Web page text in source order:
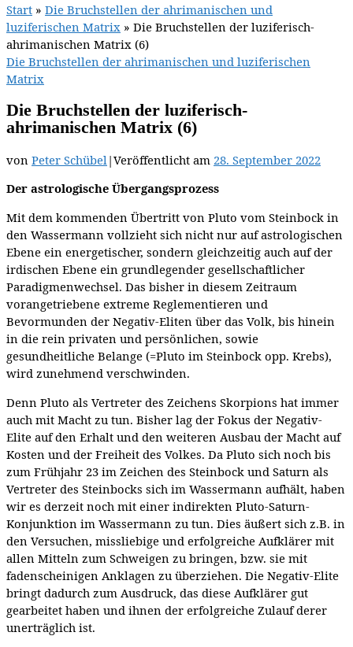
Start » Die Bruchstellen der ahrimanischen und
luziferischen Matrix » Die Bruchstellen der luziferisch-
ahrimanischen Matrix (6)
Die Bruchstellen der ahrimanischen und luziferischen
Matrix
Die Bruchstellen der luziferisch-
ahrimanischen Matrix (6)
von Peter Schübel |Veröffentlicht am 28. September 2022
Der astrologische Übergangsprozess
Mit dem kommenden Übertritt von Pluto vom Steinbock in
den Wassermann vollzieht sich nicht nur auf astrologischen
Ebene ein energetischer, sondern gleichzeitig auch auf der
irdischen Ebene ein grundlegender gesellschaftlicher
Paradigmenwechsel. Das bisher in diesem Zeitraum
vorangetriebene extreme Reglementieren und
Bevormunden der Negativ-Eliten über das Volk, bis hinein
in die rein privaten und persönlichen, sowie
gesundheitliche Belange (=Pluto im Steinbock opp. Krebs),
wird zunehmend verschwinden.
Denn Pluto als Vertreter des Zeichens Skorpions hat immer
auch mit Macht zu tun. Bisher lag der Fokus der Negativ-
Elite auf den Erhalt und den weiteren Ausbau der Macht auf
Kosten und der Freiheit des Volkes. Da Pluto sich noch bis
zum Frühjahr 23 im Zeichen des Steinbock und Saturn als
Vertreter des Steinbocks sich im Wassermann aufhält, haben
wir es derzeit noch mit einer indirekten Pluto-Saturn-
Konjunktion im Wassermann zu tun. Dies äußert sich z.B. in
den Versuchen, missliebige und erfolgreiche Aufklärer mit
allen Mitteln zum Schweigen zu bringen, bzw. sie mit
fadenscheinigen Anklagen zu überziehen. Die Negativ-Elite
bringt dadurch zum Ausdruck, das diese Aufklärer gut
gearbeitet haben und ihnen der erfolgreiche Zulauf derer
unerträglich ist.